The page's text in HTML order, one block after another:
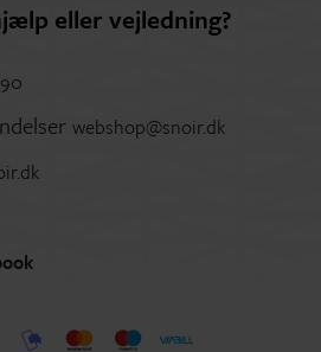
eller vejledning?
webshop@snoir.dk